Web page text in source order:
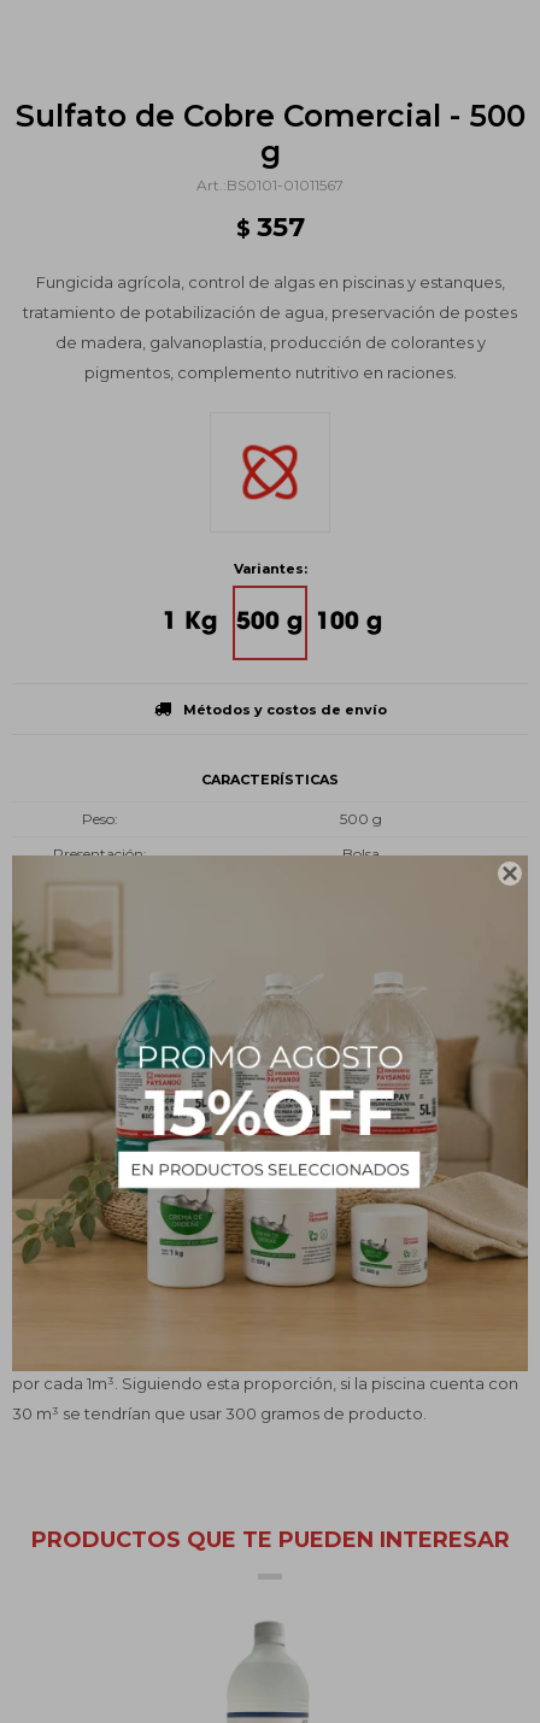

Sulfato de Cobre Comercial - 500
g
BS0101-01011567
$ 357
Fungicida agrícola, control de algas en piscinas y estanques,
tratamiento de potabilización de agua, preservación de postes
de madera, galvanoplastia, producción de colorantes y
pigmentos, complemento nutritivo en raciones.
Variantes:
Métodos y costos de envío
CARACTERÍSTICAS
Peso
500 g
Presentación
Bolsa
Estado
Descripción
¿Qué es?
Excelente alguicida, que además le da una leve tonicidad azulada
y mayor brillo al agua.
Uno de los usos más comunes es para la limpieza de piscinas, para
eliminar algas y hongos. Es importante manejar este material con
mucho cuidado dado que se trata de un producto tóxico.
por cada 1m³. Siguiendo esta proporción, si la piscina cuenta con
30 m³ se tendrían que usar 300 gramos de producto.
PRODUCTOS QUE TE PUEDEN INTERESAR